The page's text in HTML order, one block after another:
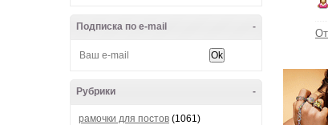
-
Подписка по e-mail
-
Рубрики
рамочки для постов (1061)